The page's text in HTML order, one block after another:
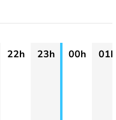
22h 23h 00h
01h